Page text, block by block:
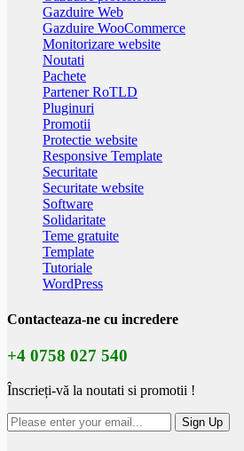
Gazduire Web
Gazduire WooCommerce
Monitorizare website
Noutati
Pachete
Partener RoTLD
Pluginuri
Promotii
Protectie website
Responsive Template
Securitate
Securitate website
Software
Solidaritate
Teme gratuite
Template
Tutoriale
WordPress
Contacteaza-ne cu incredere
+4 0758 027 540
Înscrieți-vă la noutati si promotii !